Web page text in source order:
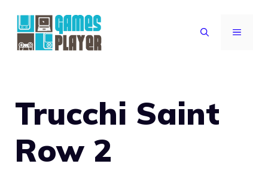
contenuto
MENU
Trucchi Saint
Row 2